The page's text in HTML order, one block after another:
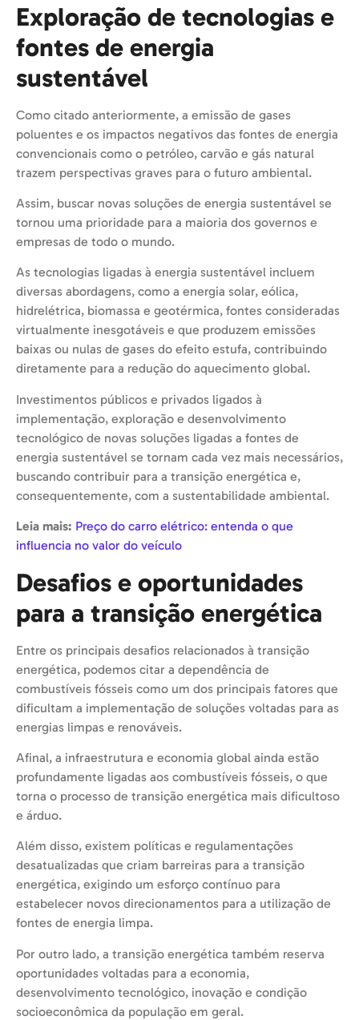
Exploração de tecnologias e
fontes de energia
sustentável
Como citado anteriormente, a emissão de gases
poluentes e os impactos negativos das fontes de energia
convencionais como o petróleo, carvão e gás natural
trazem perspectivas graves para o futuro ambiental.
Assim, buscar novas soluções de energia sustentável se
tornou uma prioridade para a maioria dos governos e
empresas de todo o mundo.
As tecnologias ligadas à energia sustentável incluem
diversas abordagens, como a energia solar, eólica,
hidrelétrica, biomassa e geotérmica, fontes consideradas
virtualmente inesgotáveis e que produzem emissões
baixas ou nulas de gases do efeito estufa, contribuindo
diretamente para a redução do aquecimento global.
Investimentos públicos e privados ligados à
implementação, exploração e desenvolvimento
tecnológico de novas soluções ligadas a fontes de
energia sustentável se tornam cada vez mais necessários,
buscando contribuir para a transição energética e,
consequentemente, com a sustentabilidade ambiental.
Leia mais: Preço do carro elétrico: entenda o que
influencia no valor do veículo
Desafios e oportunidades
para a transição energética
Entre os principais desafios relacionados à transição
energética, podemos citar a dependência de
combustíveis fósseis como um dos principais fatores que
dificultam a implementação de soluções voltadas para as
energias limpas e renováveis.
Afinal, a infraestrutura e economia global ainda estão
profundamente ligadas aos combustíveis fósseis, o que
torna o processo de transição energética mais dificultoso
e árduo.
Além disso, existem políticas e regulamentações
desatualizadas que criam barreiras para a transição
energética, exigindo um esforço contínuo para
estabelecer novos direcionamentos para a utilização de
fontes de energia limpa.
Por outro lado, a transição energética também reserva
oportunidades voltadas para a economia,
desenvolvimento tecnológico, inovação e condição
socioeconômica da população em geral.